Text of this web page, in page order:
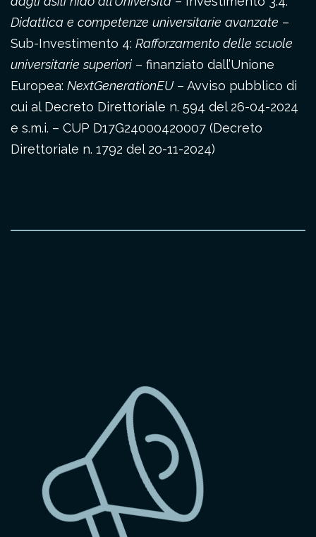
Didattica e competenze universitarie avanzate –
Sub-Investimento 4: Rafforzamento delle scuole
universitarie superiori – finanziato dall’Unione
Europea: NextGenerationEU– Avviso pubblico di
cui al Decreto Direttoriale n. 594 del 26-04-2024
e s.m.i. – CUP D17G24000420007 (Decreto
Direttoriale n. 1792 del 20-11-2024)